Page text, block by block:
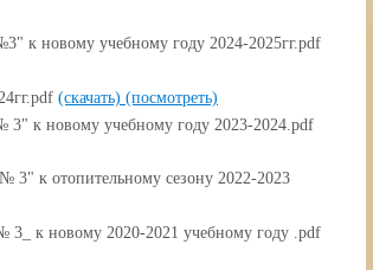
к новому учебному году 2024-2025гг.pdf
(скачать) (посмотреть)
к новому учебному году 2023-2024.pdf
к отопительному сезону 2022-2023
3_ к новому 2020-2021 учебному году .pdf